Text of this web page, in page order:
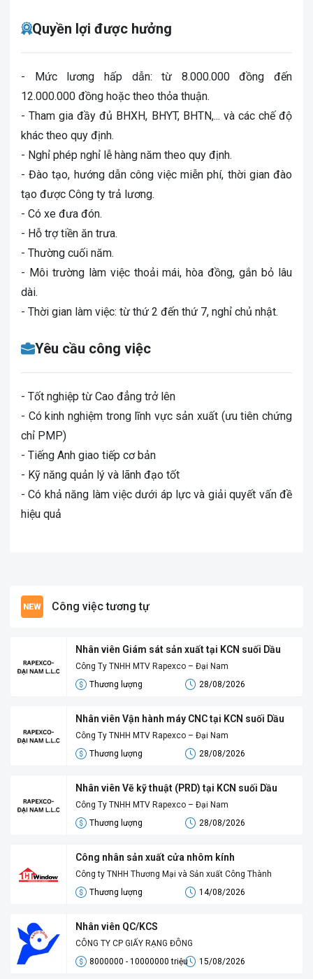
Quyền lợi được hưởng
- Mức lương hấp dẫn: từ 8.000.000 đồng đến
12.000.000 đồng hoặc theo thỏa thuận.
- Tham gia đầy đủ BHXH, BHYT, BHTN,... và các chế độ
khác theo quy định.
- Nghỉ phép nghỉ lễ hàng năm theo quy định.
- Đào tạo, hướng dẫn công việc miễn phí, thời gian đào
tạo được Công ty trả lương.
- Có xe đưa đón.
- Hỗ trợ tiền ăn trưa.
- Thường cuối năm.
- Môi trường làm việc thoải mái, hòa đồng, gắn bỏ lâu
dài.
- Thời gian làm việc: từ thứ 2 đến thứ 7, nghỉ chủ nhật.
Yêu cầu công việc
- Tốt nghiệp từ Cao đẳng trở lên
- Có kinh nghiệm trong lĩnh vực sản xuất (ưu tiên chứng
chỉ PMP)
- Tiếng Anh giao tiếp cơ bản
- Kỹ năng quản lý và lãnh đạo tốt
- Có khả năng làm việc dưới áp lực và giải quyết vấn đề
hiệu quả
Công việc tương tự
Nhân viên Giám sát sản xuất tại KCN suối Dầu
Công Ty TNHH MTV Rapexco – Đại Nam
Thương lượng
28/08/2026
Nhân viên Vận hành máy CNC tại KCN suối Dầu
Công Ty TNHH MTV Rapexco – Đại Nam
Thương lượng
28/08/2026
Nhân viên Vẽ kỹ thuật (PRD) tại KCN suối Dầu
Công Ty TNHH MTV Rapexco – Đại Nam
Thương lượng
28/08/2026
Công nhân sản xuất cửa nhôm kính
Công ty TNHH Thương Mại và Sản xuất Công Thành
Thương lượng
14/08/2026
Nhân viên QC/KCS
CÔNG TY CP GIẤY RẠNG ĐÔNG
8000000 - 10000000 triệu
15/08/2026